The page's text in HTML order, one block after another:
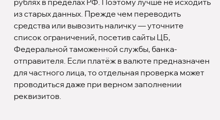
рублях в пределах РФ. Поэтому лучше не исходить
из старых данных. Прежде чем переводить
средства или вывозить наличку — уточните
список ограничений, посетив сайты ЦБ,
Федеральной таможенной службы, банка-
отправителя. Если платёж в валюте предназначен
для частного лица, то отдельная проверка может
проводиться даже при верном заполнении
реквизитов.